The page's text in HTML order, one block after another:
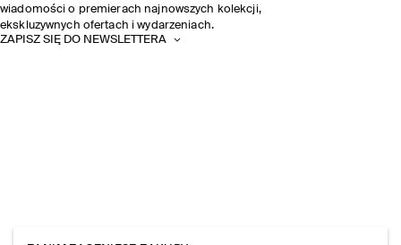
wiadomości o premierach najnowszych kolekcji,
ekskluzywnych ofertach i wydarzeniach.
ZAPISZ SIĘ DO NEWSLETTERA